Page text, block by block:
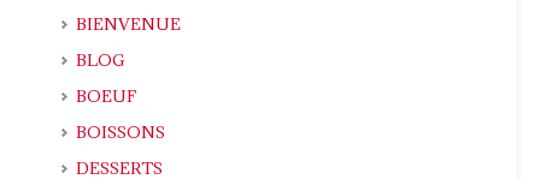
BIENVENUE
BLOG
BOEUF
BOISSONS
DESSERTS